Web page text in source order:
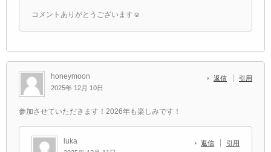
コメントありがとうございます☺️
honeymoon
2025年 12月 10日
返信 引用
参加させていただきます！2026年も楽しみです！
luka 返信 引用